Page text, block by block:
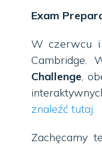
Exam
W czerwcu i
Cambridge.
Challenge,
znaleźć tutaj.
Zachęcamy